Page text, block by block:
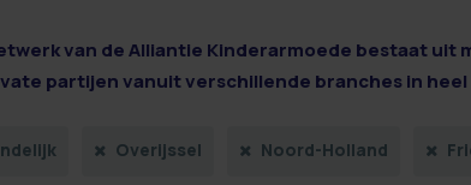
van de Alliantie Kinderarmoede bestaat uit
partijen vanuit verschillende branches in
Overijssel Noord-Holland